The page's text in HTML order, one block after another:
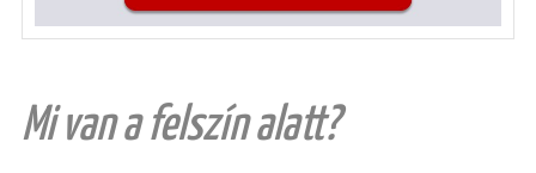
Mi van a felszín alatt?